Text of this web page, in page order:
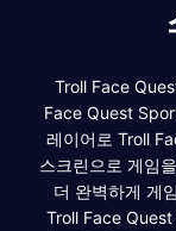
Troll Face
Face Quest
레이어로 Troll
스크린으로 게임
더 완벽하게 게
Troll Face